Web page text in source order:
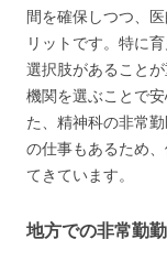
間を確保しつつ、
リットです。特に
選択肢があること
機関を選ぶことで
た、精神科の非常
の仕事もあるため
てきています。
地方での非常勤